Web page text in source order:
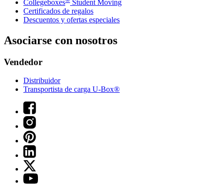
Collegeboxes
Student Moving
Certificados de regalos
Descuentos y ofertas especiales
Asociarse con nosotros
Vendedor
Distribuidor
Transportista de carga U-Box®